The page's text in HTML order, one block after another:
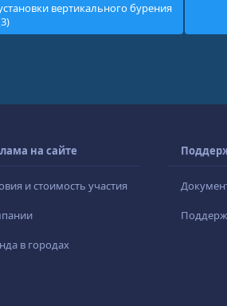
вертикального бурения
на сайте
и стоимость участия
в городах